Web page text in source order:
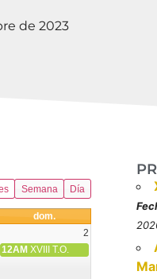
de 2023
Semana Día
dom.
2
12AM XVIII T.O.